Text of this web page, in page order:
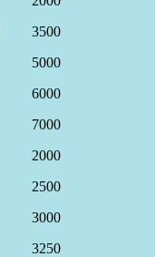
3500
5000
6000
7000
2000
2500
3000
3250